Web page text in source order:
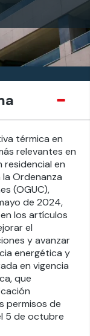
térmica en
relevantes en
residencial en
Ordenanza
(OGUC),
de 2024,
los artículos
el
y avanzar
energética y
en vigencia
que
permisos de
5 de octubre